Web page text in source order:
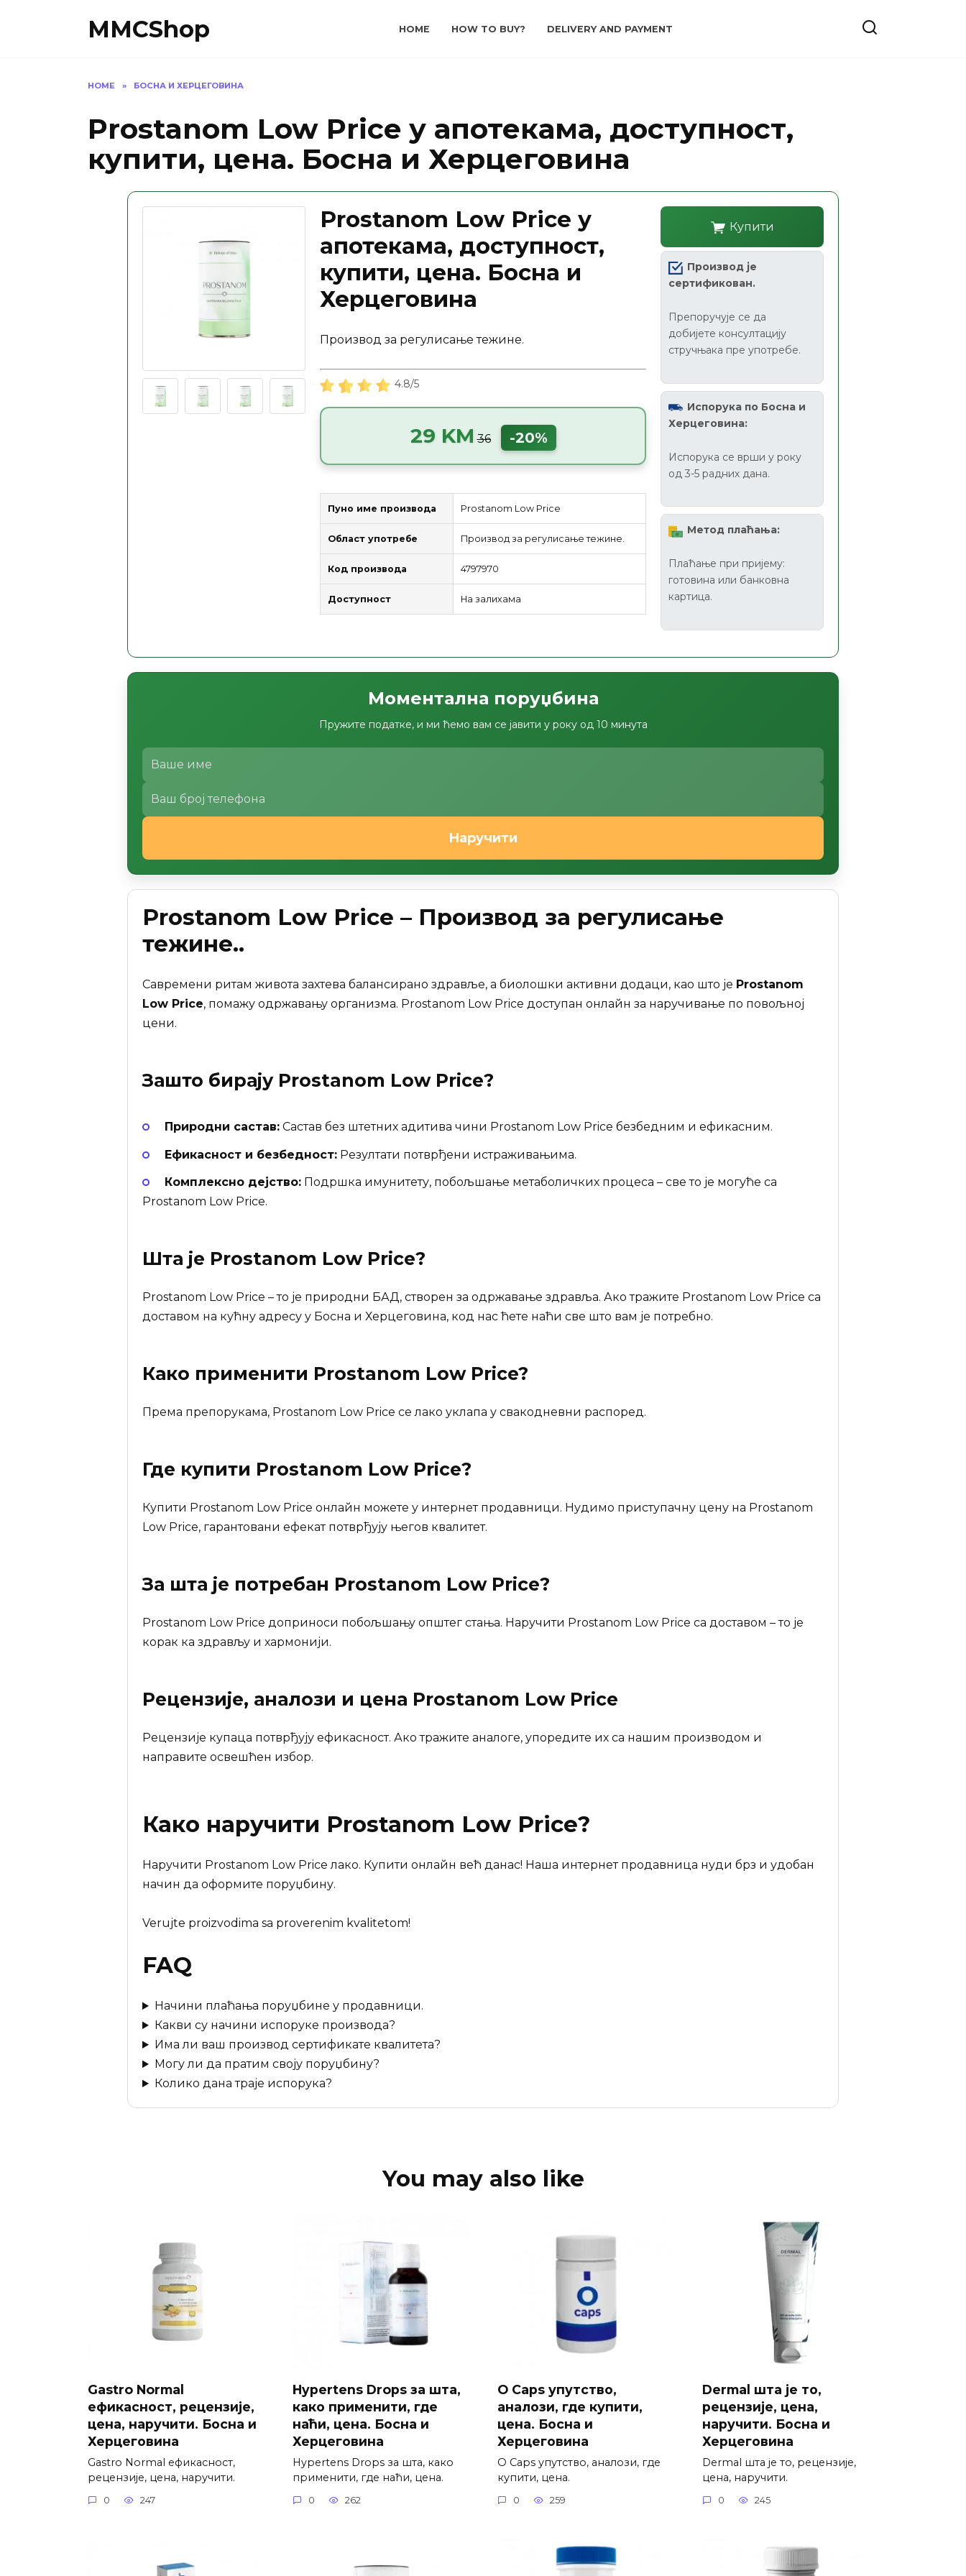
MMCShop HOME HOW TO BUY? DELIVERY AND PAYMENT
HOME » БОСНА И ХЕРЦЕГОВИНА
Prostanom Low Price у апотекама, доступност,
купити, цена. Босна и Херцеговина
Prostanom Low Price у
апотекама, доступност,
купити, цена. Босна и
Херцеговина
Производ за регулисање тежине.
4.8/5
29 KM 36 -20%
Пуно име производа Prostanom Low Price
Област употребе Производ за регулисање тежине.
Код производа 4797970
Доступност На залихама
Купити
Производ је
сертификован.
Препоручује се да
добијете консултацију
стручњака пре употребе.
Испорука по Босна и
Херцеговина:
Испорука се врши у року
од 3-5 радних дана.
Метод плаћања:
Плаћање при пријему:
готовина или банковна
картица.
Моментална поруџбина
Пружите податке, и ми ћемо вам се јавити у року од 10 минута
Наручити
Prostanom Low Price – Производ за регулисање
тежине..
Савремени ритам живота захтева балансирано здравље, а биолошки активни додаци, као што је Prostanom
Low Price, помажу одржавању организма. Prostanom Low Price доступан онлайн за наручивање по повољној
цени.
Зашто бирају Prostanom Low Price?
Природни састав:Састав без штетних адитива чини Prostanom Low Price безбедним и ефикасним.
Ефикасност и безбедност:Резултати потврђени истраживањима.
Комплексно дејство:Подршка имунитету, побољшање метаболичких процеса – све то је могуће са
Prostanom Low Price.
Шта је Prostanom Low Price?
Prostanom Low Price – то је природни БАД, створен за одржавање здравља. Ако тражите Prostanom Low Price са
доставом на кућну адресу у Босна и Херцеговина, код нас ћете наћи све што вам је потребно.
Како применити Prostanom Low Price?
Према препорукама, Prostanom Low Price се лако уклапа у свакодневни распоред.
Где купити Prostanom Low Price?
Купити Prostanom Low Price онлайн можете у интернет продавници. Нудимо приступачну цену на Prostanom
Low Price, гарантовани ефекат потврђују његов квалитет.
За шта је потребан Prostanom Low Price?
Prostanom Low Price доприноси побољшању општег стања. Наручити Prostanom Low Price са доставом – то је
корак ка здрављу и хармонији.
Рецензије, аналози и цена Prostanom Low Price
Рецензије купаца потврђују ефикасност. Ако тражите аналоге, упоредите их са нашим производом и
направите освешћен избор.
Како наручити Prostanom Low Price?
Наручити Prostanom Low Price лакo. Купити онлайн већ данас! Наша интернет продавница нуди брз и удобан
начин да оформите поруџбину.
Verujte proizvodima sa proverenim kvalitetom!
FAQ
Начини плаћања поруџбине у продавници.
Какви су начини испоруке производа?
Има ли ваш производ сертификате квалитета?
Могу ли да пратим своју поруџбину?
Колико дана траје испорука?
You may also like
Gastro Normal
ефикасност, рецензије,
цена, наручити. Босна и
Херцеговина
Gastro Normal ефикасност,
рецензије, цена, наручити.
0 247
Hypertens Drops за шта,
како применити, где
наћи, цена. Босна и
Херцеговина
Hypertens Drops за шта, како
применити, где наћи, цена.
0 262
O Caps упутство,
аналози, где купити,
цена. Босна и
Херцеговина
O Caps упутство, аналози, где
купити, цена.
0 259
Dermal шта је то,
рецензије, цена,
наручити. Босна и
Херцеговина
Dermal шта је то, рецензије,
цена, наручити.
0 245